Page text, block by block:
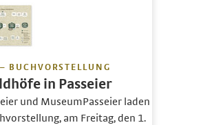
BUCHVORSTELLUNG
in Passeier
und MuseumPasseier laden
am Freitag, den 1.